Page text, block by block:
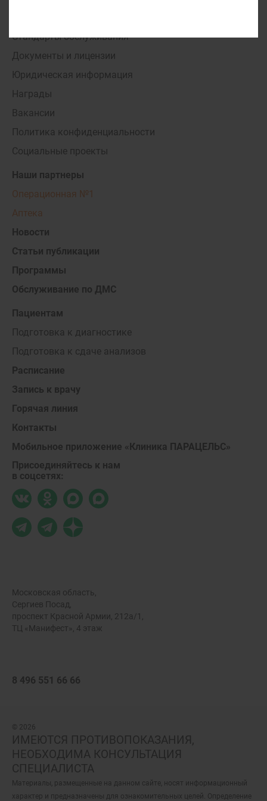
Стандарты обслуживания
Документы и лицензии
Юридическая информация
Награды
Вакансии
Политика конфиденциальности
Социальные проекты
Наши партнеры
Операционная №1
Аптека
Новости
Статьи публикации
Программы
Обслуживание по ДМС
Пациентам
Подготовка к диагностике
Подготовка к сдаче анализов
Расписание
Запись к врачу
Горячая линия
Контакты
Мобильное приложение «Клиника ПАРАЦЕЛЬС»
Присоединяйтесь к нам
в соцсетях:
Московская область,
Сергиев Посад,
проспект Красной Армии, 212а/1,
ТЦ «Манифест», 4 этаж
8 496 551 66 66
© 2026
ИМЕЮТСЯ ПРОТИВОПОКАЗАНИЯ,
НЕОБХОДИМА КОНСУЛЬТАЦИЯ
СПЕЦИАЛИСТА
Материалы, размещенные на данном сайте, носят информационный
характер и предназначены для ознакомительных целей. Определение